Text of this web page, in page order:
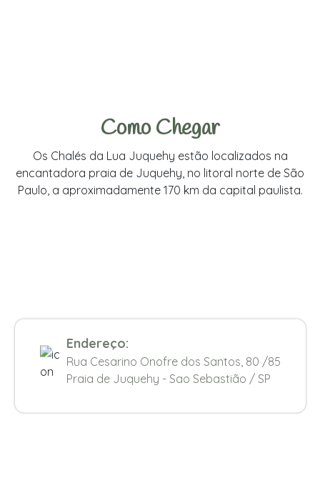
Como Chegar
Os Chalés da Lua Juquehy estão localizados na
encantadora praia de Juquehy, no litoral norte de São
Paulo, a aproximadamente 170 km da capital paulista.
Endereço:
Rua Cesarino Onofre dos Santos, 80 /85
Praia de Juquehy - Sao Sebastião / SP